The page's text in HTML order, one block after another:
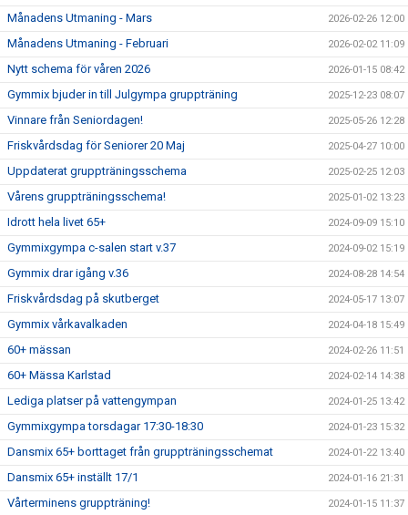
Månadens Utmaning - Mars 2026-02-26 12:00
Månadens Utmaning - Februari 2026-02-02 11:09
Nytt schema för våren 2026 2026-01-15 08:42
Gymmix bjuder in till Julgympa gruppträning 2025-12-23 08:07
Vinnare från Seniordagen! 2025-05-26 12:28
Friskvårdsdag för Seniorer 20 Maj 2025-04-27 10:00
Uppdaterat gruppträningsschema 2025-02-25 12:03
Vårens gruppträningsschema! 2025-01-02 13:23
Idrott hela livet 65+ 2024-09-09 15:10
Gymmixgympa c-salen start v.37 2024-09-02 15:19
Gymmix drar igång v.36 2024-08-28 14:54
Friskvårdsdag på skutberget 2024-05-17 13:07
Gymmix vårkavalkaden 2024-04-18 15:49
60+ mässan 2024-02-26 11:51
60+ Mässa Karlstad 2024-02-14 14:38
Lediga platser på vattengympan 2024-01-25 13:42
Gymmixgympa torsdagar 17:30-18:30 2024-01-23 15:32
Dansmix 65+ borttaget från gruppträningsschemat 2024-01-22 13:40
Dansmix 65+ inställt 17/1 2024-01-16 21:31
Vårterminens gruppträning! 2024-01-15 11:37